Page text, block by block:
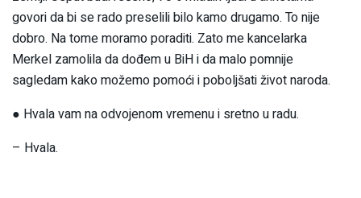
govori da bi se rado preselili bilo kamo drugamo. To nije
dobro. Na tome moramo poraditi. Zato me kancelarka
Merkel zamolila da dođem u BiH i da malo pomnije
sagledam kako možemo pomoći i poboljšati život naroda.
● Hvala vam na odvojenom vremenu i sretno u radu.
– Hvala.